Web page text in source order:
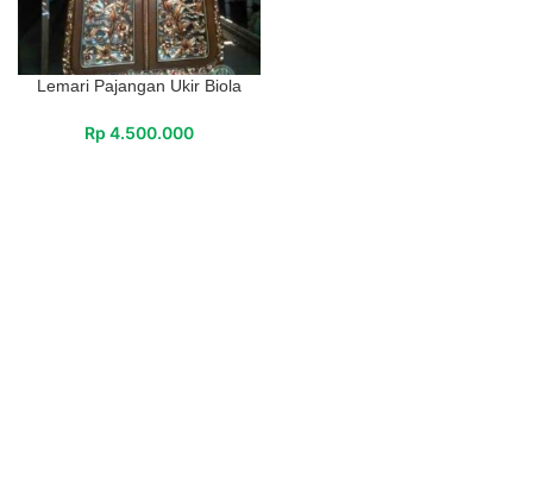
Lemari Pajangan Ukir Biola
Rp 4.500.000